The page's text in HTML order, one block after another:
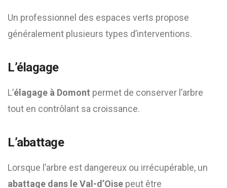
Un professionnel des espaces verts propose
généralement plusieurs types d’interventions.
L’élagage
L’élagage à Domont permet de conserver l’arbre
tout en contrôlant sa croissance.
L’abattage
Lorsque l’arbre est dangereux ou irrécupérable, un
abattage dans le Val-d’Oise peut être